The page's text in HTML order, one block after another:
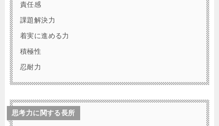
責任感
課題解決力
着実に進める力
積極性
忍耐力
思考力に関する長所